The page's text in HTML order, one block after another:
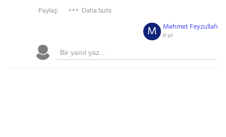
Paylaş: Daha fazla
Mehmet Feyzullah
8 yıl
M